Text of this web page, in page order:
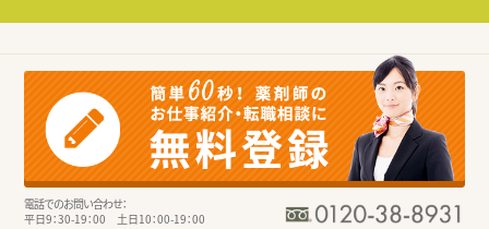
電話でのお問い合わせ：
平日9：30-19：00 土日10：00-19：00